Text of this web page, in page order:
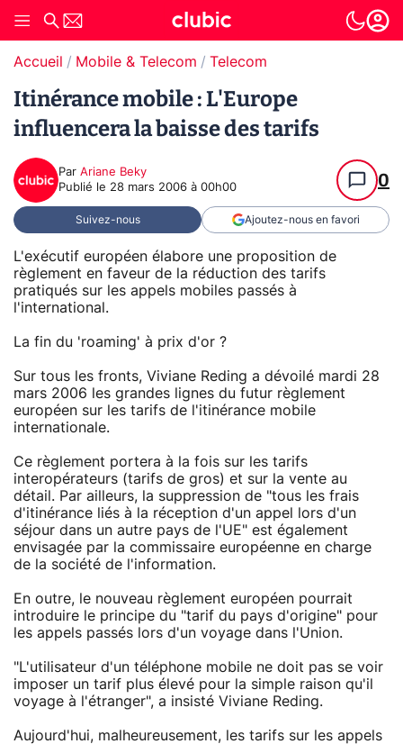
Accueil Mobile & Telecom Telecom
Itinérance mobile : L'Europe
influencera la baisse des tarifs
Par Ariane Beky
Publié le 28 mars 2006 à 00h00 0
Suivez-nous Ajoutez-nous en favori
L'exécutif européen élabore une proposition de
règlement en faveur de la réduction des tarifs
pratiqués sur les appels mobiles passés à
l'international.
La fin du 'roaming' à prix d'or ?
Sur tous les fronts, Viviane Reding a dévoilé mardi 28
mars 2006 les grandes lignes du futur règlement
européen sur les tarifs de l'itinérance mobile
internationale.
Ce règlement portera à la fois sur les tarifs
interopérateurs (tarifs de gros) et sur la vente au
détail. Par ailleurs, la suppression de "tous les frais
d'itinérance liés à la réception d'un appel lors d'un
séjour dans un autre pays de l'UE" est également
envisagée par la commissaire européenne en charge
de la société de l'information.
En outre, le nouveau règlement européen pourrait
introduire le principe du "tarif du pays d'origine" pour
les appels passés lors d'un voyage dans l'Union.
"L'utilisateur d'un téléphone mobile ne doit pas se voir
imposer un tarif plus élevé pour la simple raison qu'il
voyage à l'étranger", a insisté Viviane Reding.
Aujourd'hui, malheureusement, les tarifs sur les appels